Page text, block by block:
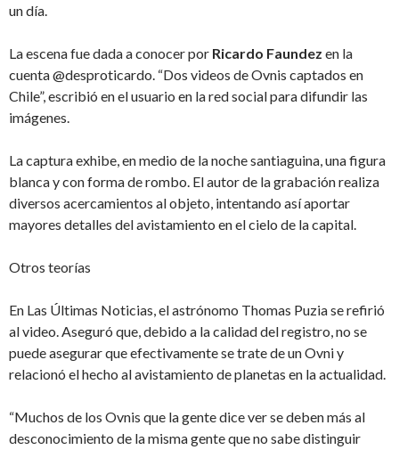
un día.
La escena fue dada a conocer por Ricardo Faundez en la
cuenta @desproticardo. “Dos videos de Ovnis captados en
Chile”, escribió en el usuario en la red social para difundir las
imágenes.
La captura exhibe, en medio de la noche santiaguina, una figura
blanca y con forma de rombo. El autor de la grabación realiza
diversos acercamientos al objeto, intentando así aportar
mayores detalles del avistamiento en el cielo de la capital.
Otros teorías
En Las Últimas Noticias, el astrónomo Thomas Puzia se refirió
al video. Aseguró que, debido a la calidad del registro, no se
puede asegurar que efectivamente se trate de un Ovni y
relacionó el hecho al avistamiento de planetas en la actualidad.
“Muchos de los Ovnis que la gente dice ver se deben más al
desconocimiento de la misma gente que no sabe distinguir